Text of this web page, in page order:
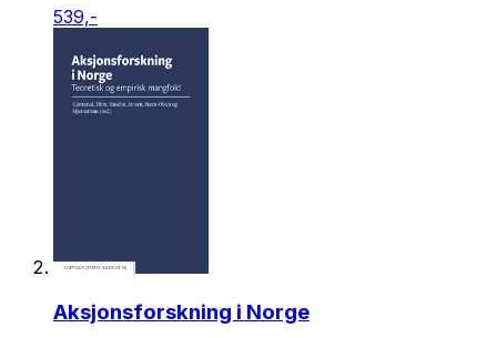
539,-
Aksjonsforskning i Norge